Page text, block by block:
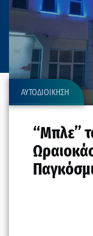
ΑΥΤΟΔΙΟΙΚΗΣΗ
“Μπλε”